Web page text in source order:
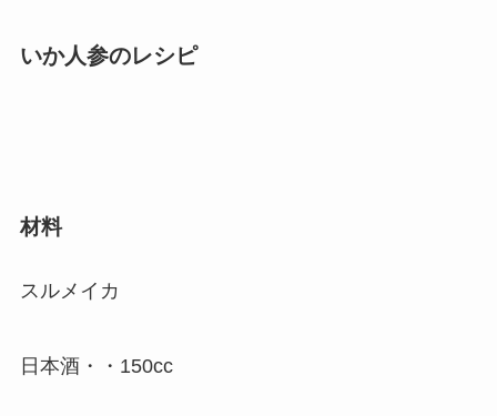
いか人参のレシピ
材料
スルメイカ
日本酒・・150cc